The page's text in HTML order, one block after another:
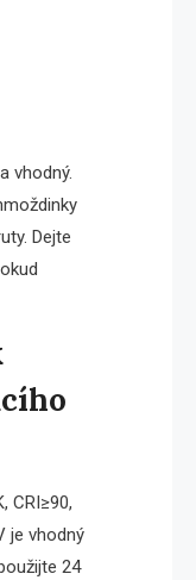
vhodný.
Dejte
CRI≥90,
je vhodný
24